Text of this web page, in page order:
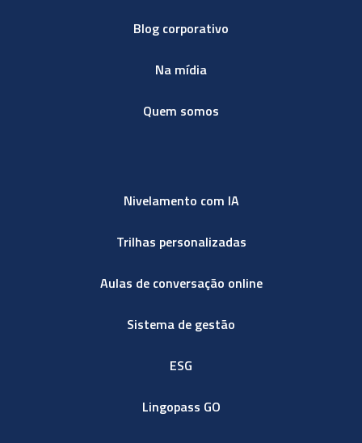
Blog corporativo
Na mídia
Quem somos
Nivelamento com IA
Trilhas personalizadas
Aulas de conversação online
Sistema de gestão
ESG
Lingopass GO